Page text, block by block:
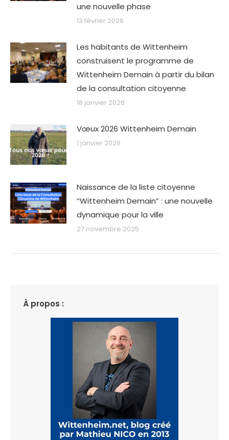
une nouvelle phase
13 février 2026
Les habitants de Wittenheim
construisent le programme de
Wittenheim Demain à partir du bilan
de la consultation citoyenne
18 janvier 2026
Vœux 2026 Wittenheim Demain
1 janvier 2026
Naissance de la liste citoyenne
“Wittenheim Demain” : une nouvelle
dynamique pour la ville
27 novembre 2025
À propos :